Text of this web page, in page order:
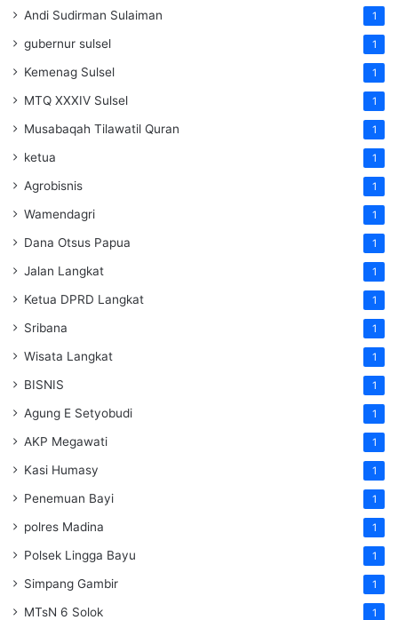
Andi Sudirman Sulaiman 1
gubernur sulsel 1
Kemenag Sulsel 1
MTQ XXXIV Sulsel 1
Musabaqah Tilawatil Quran 1
ketua 1
Agrobisnis 1
Wamendagri 1
Dana Otsus Papua 1
Jalan Langkat 1
Ketua DPRD Langkat 1
Sribana 1
Wisata Langkat 1
BISNIS 1
Agung E Setyobudi 1
AKP Megawati 1
Kasi Humasy 1
Penemuan Bayi 1
polres Madina 1
Polsek Lingga Bayu 1
Simpang Gambir 1
MTsN 6 Solok 1